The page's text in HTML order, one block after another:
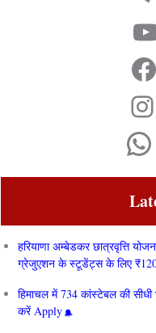
हरियाणा अम्बेडकर छात्रवृत्ति
ग्रेजुएशन के स्टूडेंट्स के लिए
हिमाचल में 734 कांस्टेबल की
करें Apply